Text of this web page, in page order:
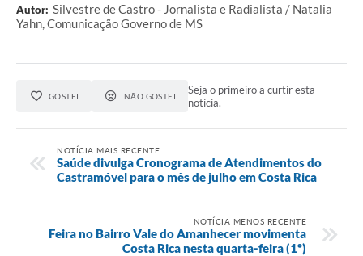
Autor: Silvestre de Castro - Jornalista e Radialista / Natalia
Yahn, Comunicação Governo de MS
GOSTEI NÃO GOSTEI
Seja o primeiro a curtir esta
notícia.
NOTÍCIA MAIS RECENTE
Saúde divulga Cronograma de Atendimentos do
Castramóvel para o mês de julho em Costa Rica
NOTÍCIA MENOS RECENTE
Feira no Bairro Vale do Amanhecer movimenta
Costa Rica nesta quarta-feira (1º)